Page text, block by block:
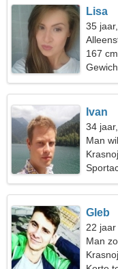
Lisa
35
167
Ivan
34
Man
Gleb
22
Man